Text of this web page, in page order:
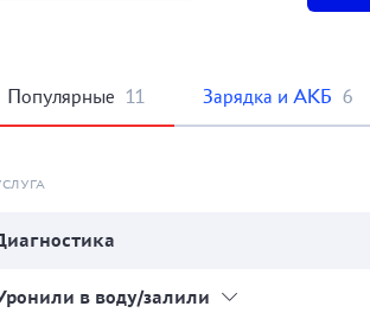
Популярные 11 Зарядка и АКБ 6
в воду/залили